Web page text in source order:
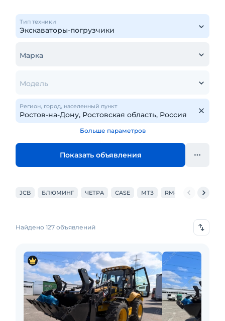
Тип техники
Марка
Модель
Регион, город, населенный пункт
Больше параметров
Показать объявления
JCB БЛЮМИНГ ЧЕТРА CASE МТЗ RM-TEREX VOLVO
Найдено 127 объявлений